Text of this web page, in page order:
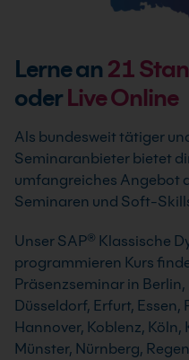
Lerne an 21
oderLive Online
Als bundesweit tätiger
Seminaranbieter bietet
umfangreiches Angebot
Seminaren und Soft-
Unser SAP® Klassische
programmieren Kurs
Präsenzseminar in
Düsseldorf, Erfurt,
Hannover, Koblenz,
Münster, Nürnberg,